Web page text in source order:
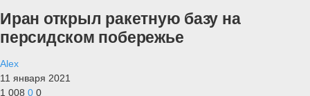
Иран открыл ракетную базу на
персидском побережье
Alex
11 января 2021
1 008 0 0